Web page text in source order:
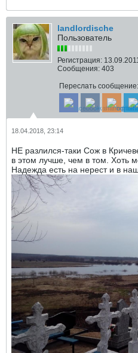
landlordische
Пользователь
Регистрация: 13.09.2011
Сообщения: 403
Переслать сообщение:
18.04.2018, 23:14
НЕ разлился-таки Сож в
в этом лучше, чем в том. Хоть
Надежда есть на нерест и в